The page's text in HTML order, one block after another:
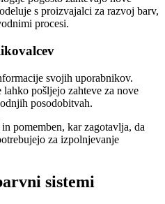
s proizvajalci za razvoj barv,
procesi.
svojih uporabnikov.
pošljejo zahteve za nove
posodobitvah.
pomemben, kar zagotavlja, da
za izpolnjevanje
sistemi